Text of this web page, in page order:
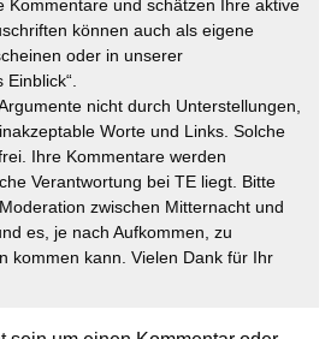
Kommentare und schätzen Ihre aktive
können auch als eigene
oder in unserer
nicht durch Unterstellungen,
Worte und Links. Solche
Ihre Kommentare werden
Verantwortung bei TE liegt. Bitte
zwischen Mitternacht und
es, je nach Aufkommen, zu
kommen kann. Vielen Dank für Ihr